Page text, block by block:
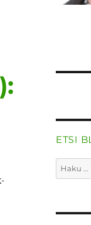
ETSI
Etsi: